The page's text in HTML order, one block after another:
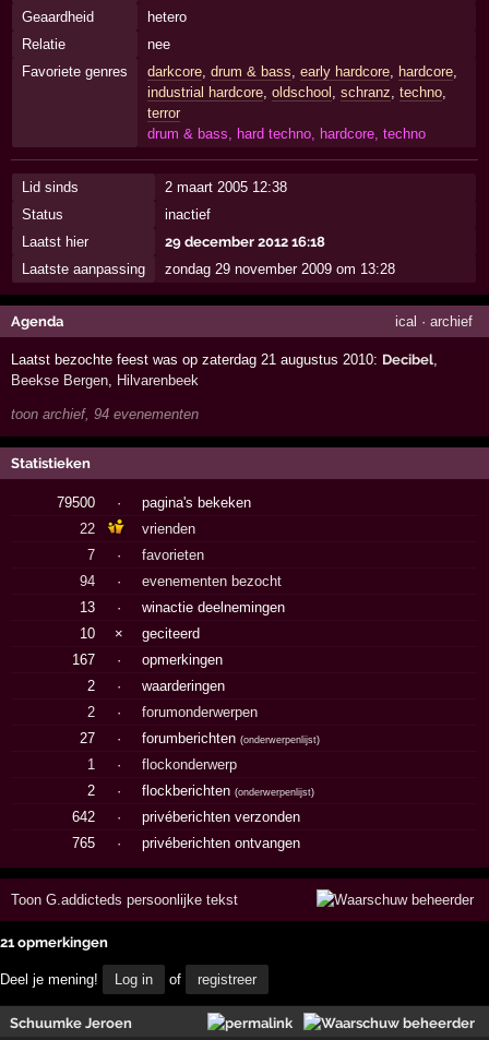
Geaardheid
hetero
Relatie
nee
Favoriete genres
darkcore, drum & bass, early hardcore, hardcore,
industrial hardcore, oldschool , schranz, techno,
terror
drum & bass, hard techno, hardcore, techno
Lid sinds
2 maart 2005 12:38
Status
inactief
Laatst hier
29 december 2012 16:18
Laatste aanpassing
zondag 29 november 2009 om 13:28
Agenda ical · archief
Laatst bezochte feest was op zaterdag 21 augustus 2010: Decibel
Beekse Bergen Hilvarenbeek
toon archief, 94 evenementen
Statistieken
79500 ·
pagina's bekeken
22
vrienden
7
·
favorieten
94
·
evenementen bezocht
13
·
winactie deelnemingen
10
×
geciteerd
167
·
opmerkingen
2
·
waarderingen
2
·
forumonderwerpen
27
· forumberichten(onderwerpenlijst)
1 ·
flockonderwerp
2
· flockberichten(onderwerpenlijst)
642 ·
privéberichten verzonden
765
· privéberichten ontvangen
Toon G.addicteds persoonlijke tekst
21 opmerkingen
Deel je mening! Log in of registreer
Schuumke Jeroen